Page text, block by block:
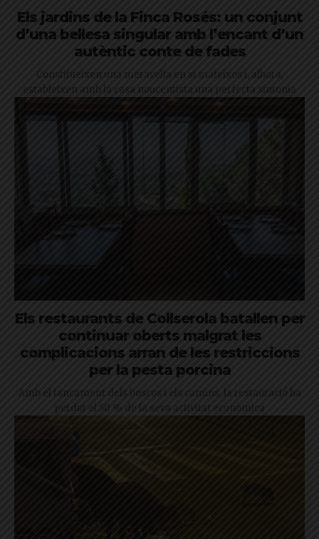
Els jardins de la Finca Rosés: un conjunt
d’una bellesa singular amb l’encant d’un
autèntic conte de fades
Constitueixen una meravella en si mateixos i, alhora,
estableixen amb la casa noucentista una perfecta sintonia
Els restaurants de Collserola batallen per
continuar oberts malgrat les
complicacions arran de les restriccions
per la pesta porcina
Amb el tancament dels boscos i els camins, la restauració ha
perdut el 50 % de la seva activitat econòmica